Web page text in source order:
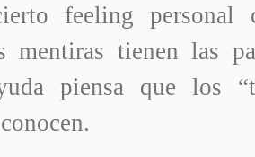
feeling personal
mentiras tienen las
piensa que los